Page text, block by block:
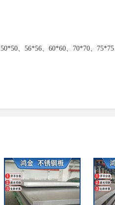
、56*56、60*60、70*70、